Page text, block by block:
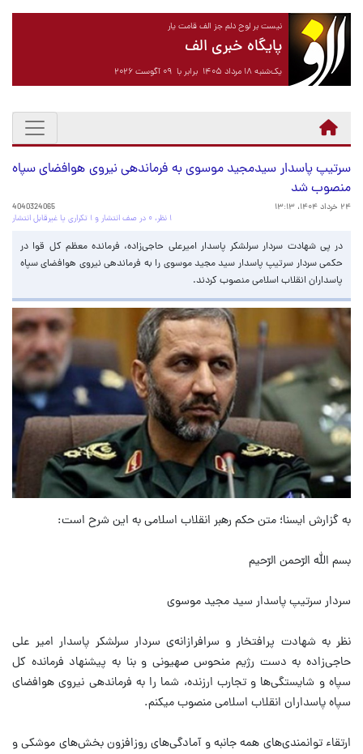
نیست بر لوح دلم جز الف قامت یار
پایگاه خبری الف
یک‌شنبه ۱۸ مرداد ۱۴۰۵ برابر با ۰۹ آگوست ۲۰۲۶
سرتیپ پاسدار سیدمجید موسوی به فرماندهی نیروی هوافضای سپاه
منصوب شد
۲۴ خرداد ۱۴۰۴، ۱۳:۱۳
4040324065
۱ نظر، ۰ در صف انتشار و ۱ تکراری یا غیرقابل انتشار
در پی شهادت سردار سرلشکر پاسدار امیرعلی حاجی‌زاده، فرمانده معظم کل قوا در
حکمی سردار سرتیپ پاسدار سید مجید موسوی را به فرماندهی نیروی هوافضای سپاه
پاسداران انقلاب اسلامی منصوب کردند.
به گزارش ایسنا؛ متن حکم رهبر انقلاب اسلامی به این شرح است:
بسم الله الرّحمن الرّحیم
سردار سرتیپ پاسدار سید مجید موسوی
نظر به شهادت پرافتخار و سرافرازانه‌ی سردار سرلشکر پاسدار امیر علی
حاجی‌زاده به دست رژیم منحوس صهیونی و بنا به پیشنهاد فرمانده کل
سپاه و شایستگی‌ها و تجارب ارزنده، شما را به فرماندهی نیروی هوافضای
سپاه پاسداران انقلاب اسلامی منصوب میکنم.
ارتقاء توانمندی‌های همه جانبه و آمادگی‌های روزافزون بخش‌های موشکی و